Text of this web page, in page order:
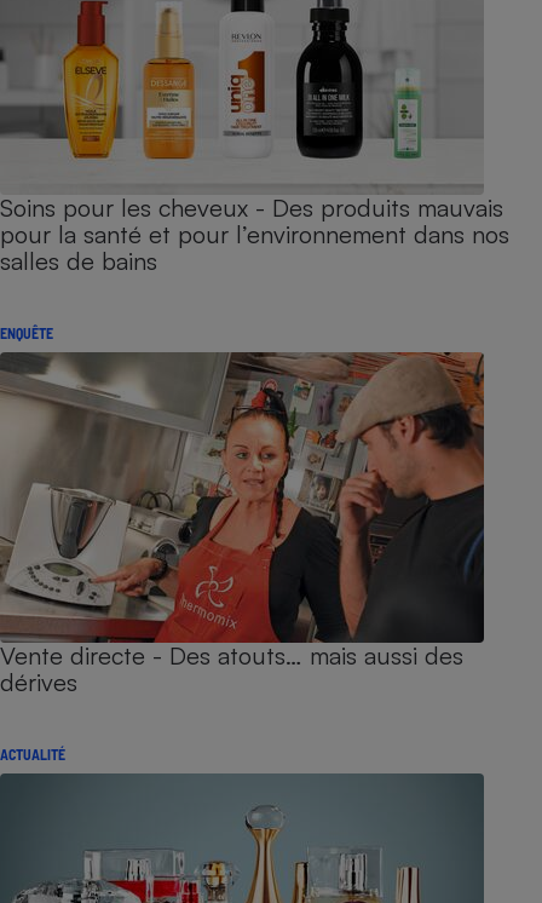
Soins pour les cheveux - Des produits mauvais
pour la santé et pour l’environnement dans nos
salles de bains
ENQUÊTE
Vente directe - Des atouts… mais aussi des
dérives
ACTUALITÉ